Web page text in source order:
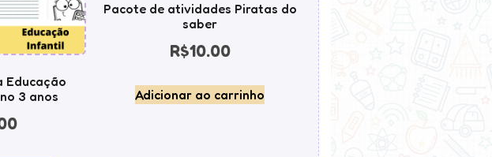
Educação
3 anos
Pacote de atividades Piratas do
saber
R$10.00
Adicionar ao carrinho